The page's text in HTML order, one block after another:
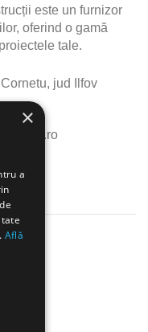
este un furnizor
oferind o gamă
tale.
jud Ilfov
×
a
Află